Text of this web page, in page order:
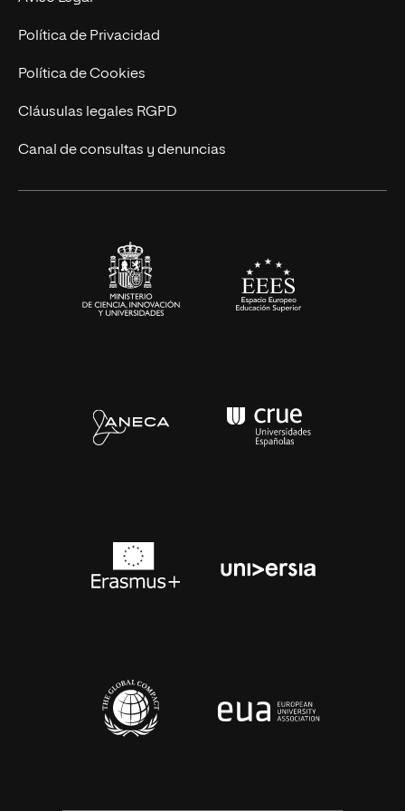
Postgrados
Cursos Universitarios
Trabaja en UNIR
Actualidad
UNIR Revista
Eventos
Política de Privacidad
Política de Cookies
Cláusulas legales RGPD
Canal de consultas y denuncias